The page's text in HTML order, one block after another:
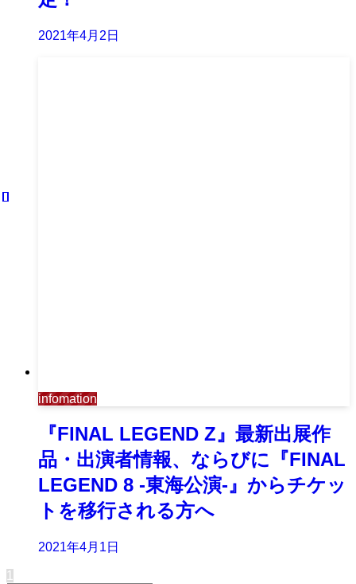
2021年4月2日
infomation
『FINAL LEGEND Z』最新出展作
品・出演者情報、ならびに『FINAL
LEGEND 8 -東海公演-』からチケッ
トを移行される方へ
2021年4月1日
1